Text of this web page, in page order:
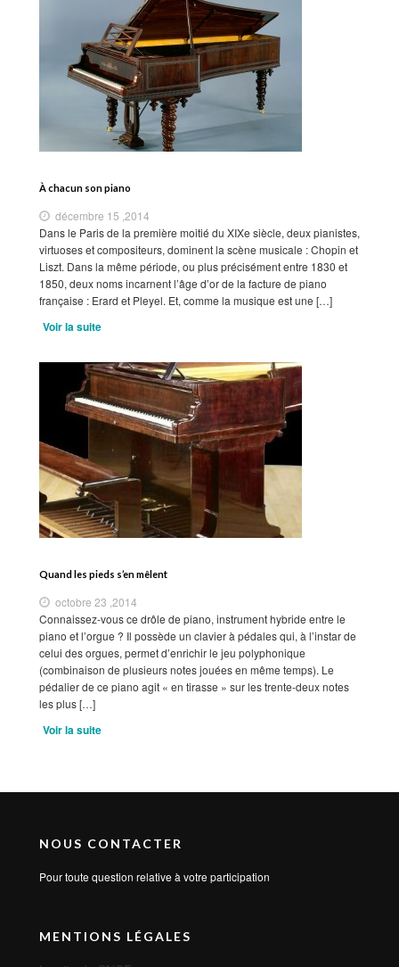
À chacun son piano
décembre 15 ,2014
Dans le Paris de la première moitié du XIXe siècle, deux pianistes,
virtuoses et compositeurs, dominent la scène musicale : Chopin et
Liszt. Dans la même période, ou plus précisément entre 1830 et
1850, deux noms incarnent l’âge d’or de la facture de piano
française : Erard et Pleyel. Et, comme la musique est une […]
Voir la suite
Quand les pieds s’en mêlent
octobre 23 ,2014
Connaissez-vous ce drôle de piano, instrument hybride entre le
piano et l’orgue ? Il possède un clavier à pédales qui, à l’instar de
celui des orgues, permet d’enrichir le jeu polyphonique
(combinaison de plusieurs notes jouées en même temps). Le
pédalier de ce piano agit « en tirasse » sur les trente-deux notes
les plus […]
Voir la suite
NOUS CONTACTER
Pour toute question relative à votre participation
MENTIONS LÉGALES